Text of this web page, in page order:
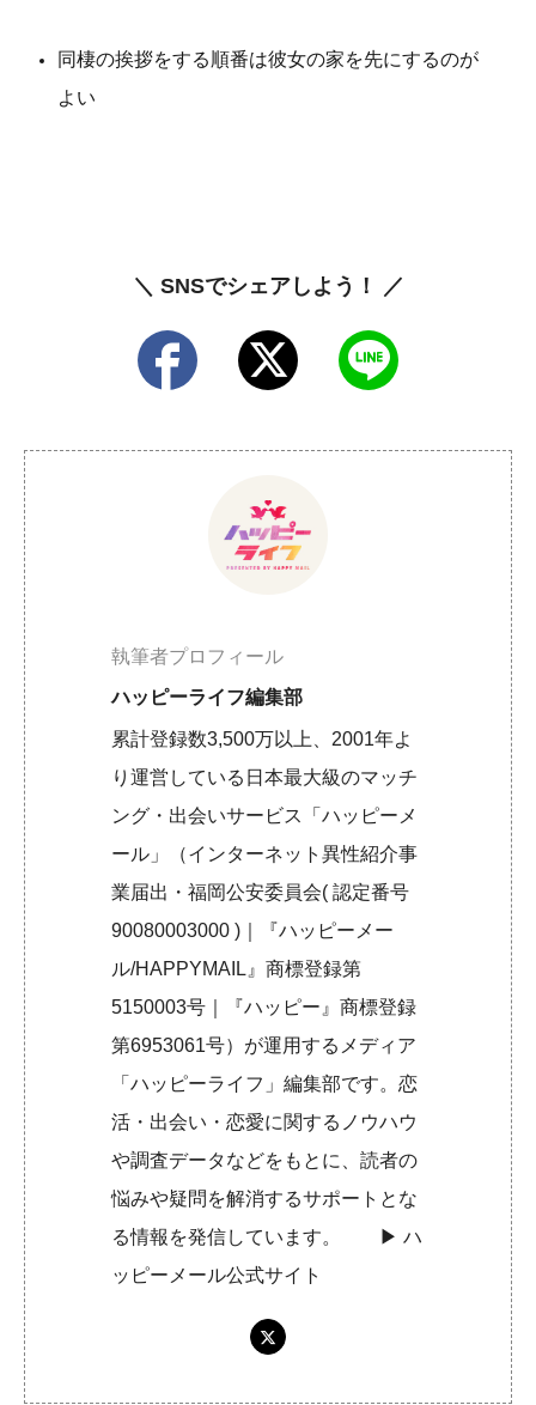
同棲の挨拶をする順番は彼女の家を先にするのが
よい
＼ SNSでシェアしよう！ ／
執筆者プロフィール
ハッピーライフ編集部
累計登録数3,500万以上、2001年よ
り運営している日本最大級のマッチ
ング・出会いサービス「ハッピーメ
ール」（インターネット異性紹介事
業届出・福岡公安委員会( 認定番号
90080003000 )｜『ハッピーメー
ル/HAPPYMAIL』商標登録第
5150003号｜『ハッピー』商標登録
第6953061号）が運用するメディア
「ハッピーライフ」編集部です。恋
活・出会い・恋愛に関するノウハウ
や調査データなどをもとに、読者の
悩みや疑問を解消するサポートとな
る情報を発信しています。 ▶︎ハ
ッピーメール公式サイト